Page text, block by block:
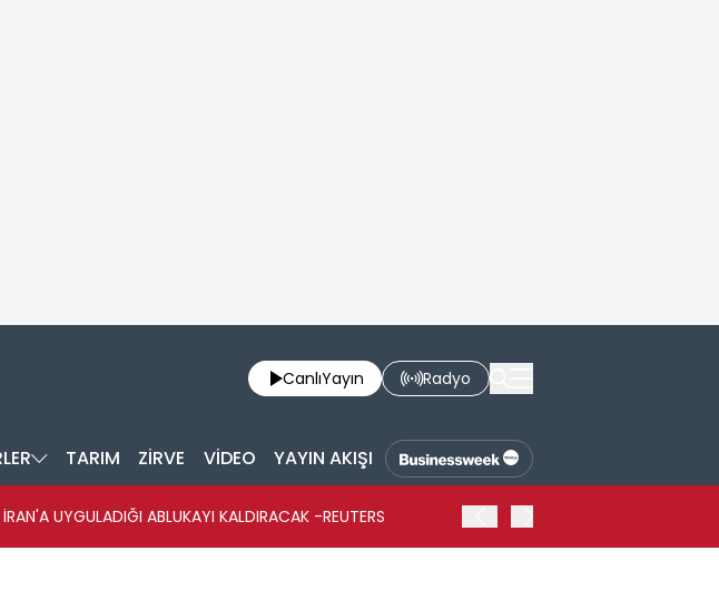
CanlıYayın Radyo
TARIM ZİRVE VİDEO YAYIN AKIŞI
UYGULADIĞI ABLUKAYI KALDIRACAK -REUTERS